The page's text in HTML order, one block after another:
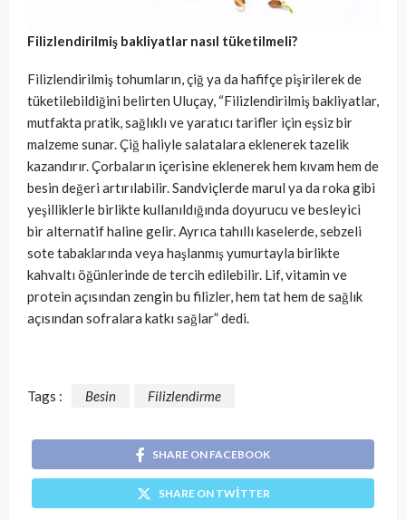
Filizlendirilmiş bakliyatlar nasıl tüketilmeli?
Filizlendirilmiş tohumların, çiğ ya da hafifçe pişirilerek de
tüketilebildiğini belirten Uluçay, “Filizlendirilmiş bakliyatlar,
mutfakta pratik, sağlıklı ve yaratıcı tarifler için eşsiz bir
malzeme sunar. Çiğ haliyle salatalara eklenerek tazelik
kazandırır. Çorbaların içerisine eklenerek hem kıvam hem de
besin değeri artırılabilir. Sandviçlerde marul ya da roka gibi
yeşilliklerle birlikte kullanıldığında doyurucu ve besleyici
bir alternatif haline gelir. Ayrıca tahıllı kaselerde, sebzeli
sote tabaklarında veya haşlanmış yumurtayla birlikte
kahvaltı öğünlerinde de tercih edilebilir. Lif, vitamin ve
protein açısından zengin bu filizler, hem tat hem de sağlık
açısından sofralara katkı sağlar” dedi.
Tags : Besin Filizlendirme
SHARE ON FACEBOOK
SHARE ON TWITTER